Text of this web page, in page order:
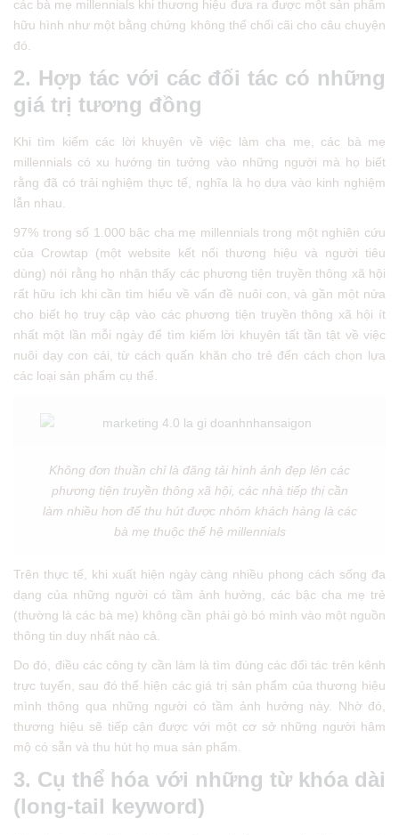
các bà mẹ millennials khi thương hiệu đưa ra được một sản phẩm
hữu hình như một bằng chứng không thể chối cãi cho câu chuyện
đó.
2. Hợp tác với các đối tác có những
giá trị tương đồng
Khi tìm kiếm các lời khuyên về việc làm cha mẹ, các bà mẹ
millennials có xu hướng tin tưởng vào những người mà họ biết
rằng đã có trải nghiệm thực tế, nghĩa là họ dựa vào kinh nghiệm
lẫn nhau.
97% trong số 1.000 bậc cha mẹ millennials trong một nghiên cứu
của Crowtap (một website kết nối thương hiệu và người tiêu
dùng) nói rằng họ nhận thấy các phương tiện truyền thông xã hội
rất hữu ích khi cần tìm hiểu về vấn đề nuôi con, và gần một nửa
cho biết họ truy cập vào các phương tiện truyền thông xã hội ít
nhất một lần mỗi ngày để tìm kiếm lời khuyên tất tần tật về việc
nuôi dạy con cái, từ cách quấn khăn cho trẻ đến cách chọn lựa
các loại sản phẩm cụ thể.
Không đơn thuần chỉ là đăng tải hình ảnh đẹp lên các
phương tiện truyền thông xã hội, các nhà tiếp thị cần
làm nhiều hơn để thu hút được nhóm khách hàng là các
bà mẹ thuộc thế hệ millennials
Trên thực tế, khi xuất hiện ngày càng nhiều phong cách sống đa
dạng của những người có tầm ảnh hưởng, các bậc cha mẹ trẻ
(thường là các bà mẹ) không cần phải gò bó mình vào một nguồn
thông tin duy nhất nào cả.
Do đó, điều các công ty cần làm là tìm đúng các đối tác trên kênh
trực tuyến, sau đó thể hiện các giá trị sản phẩm của thương hiệu
mình thông qua những người có tầm ảnh hưởng này. Nhờ đó,
thương hiệu sẽ tiếp cận được với một cơ sở những người hâm
mộ có sẵn và thu hút họ mua sản phẩm.
3. Cụ thể hóa với những từ khóa dài
(long-tail keyword)